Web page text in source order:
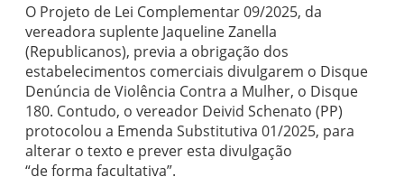
O Projeto de Lei Complementar 09/2025, da
vereadora suplente Jaqueline Zanella
(Republicanos), previa a obrigação dos
estabelecimentos comerciais divulgarem o Disque
Denúncia de Violência Contra a Mulher, o Disque
180. Contudo, o vereador Deivid Schenato (PP)
protocolou a Emenda Substitutiva 01/2025, para
alterar o texto e prever esta divulgação
“de forma facultativa”.